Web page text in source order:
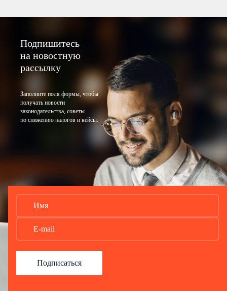
Подпишитесь
на новостную
рассылку
Заполните поля формы, чтобы
получать новости
законодательства, советы
по снижению налогов и кейсы.
Подписаться